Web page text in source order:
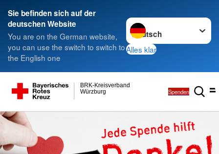
Sie befinden sich auf der
deutschen Website
You are on the German website,
you can use the switch to switch to
the English one
Sprache wechseln zu
Alles klar
Würzburg
BRK-Kreisverband
Spenden